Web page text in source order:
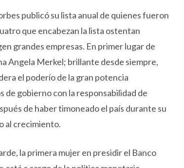
publicó su lista anual de quienes fueron
que encabezan la lista ostentan
grandes empresas. En primer lugar de
Angela Merkel; brillante desde siempre,
el poderío de la gran potencia
gobierno con la responsabilidad de
de haber timoneado el país durante su
al crecimiento.
la primera mujer en presidir el Banco